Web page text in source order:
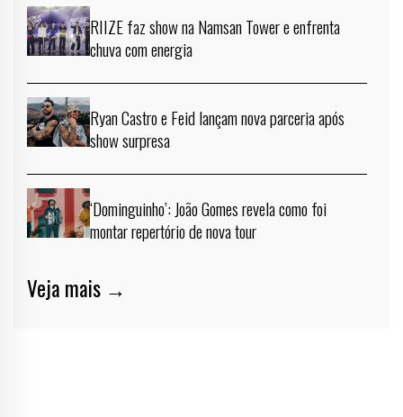
RIIZE faz show na Namsan Tower e enfrenta
chuva com energia
Ryan Castro e Feid lançam nova parceria após
show surpresa
‘Dominguinho’: João Gomes revela como foi
montar repertório de nova tour
Veja mais →